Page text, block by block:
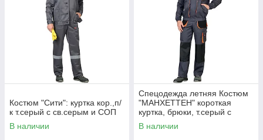
Костюм "Сити": куртка кор.,п/
к т.серый с св.серым и СОП
В наличии
Спецодежда летняя Костюм
"МАНХЕТТЕН" короткая
куртка, брюки, т.серый с
оранжевым и черным
В наличии